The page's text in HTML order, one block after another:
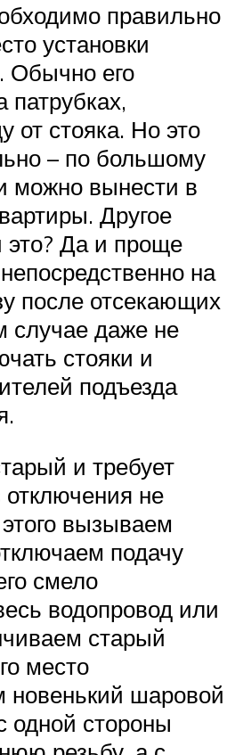
правильно
установки
Обычно его
патрубках,
от стояка. Но это
– по большому
можно вынести в
Другое
это? Да и проще
на
после отсекающих
случае даже не
стояки и
подъезда
и требует
не
вызываем
подачу
смело
водопровод или
старый
место
новенький шаровой
одной стороны